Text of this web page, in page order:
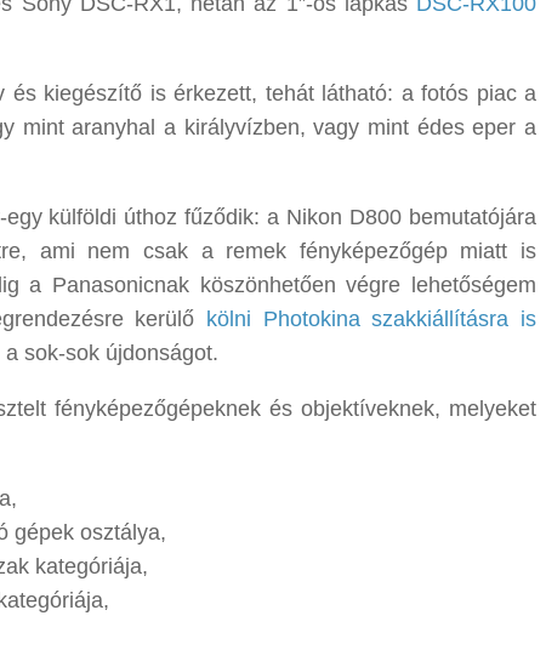
kiegészítő is érkezett, tehát látható: a fotós piac a
mint aranyhal a királyvízben, vagy mint édes eper a
külföldi úthoz fűződik: a Nikon D800 bemutatójára
ami nem csak a remek fényképezőgép miatt is
a Panasonicnak köszönhetően végre lehetőségem
kerülő kölni Photokina szakkiállításra is
sok-sok újdonságot.
fényképezőgépeknek és objektíveknek, melyeket
gépek osztálya,
kategóriája,